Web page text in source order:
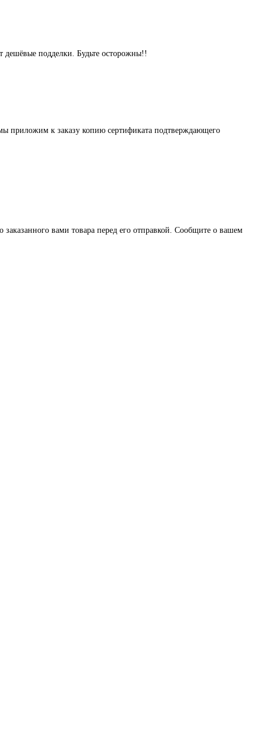
дешёвые подделки. Будьте осторожны!!
приложим к заказу копию сертификата подтверждающего
вами товара перед его отправкой. Сообщите о вашем